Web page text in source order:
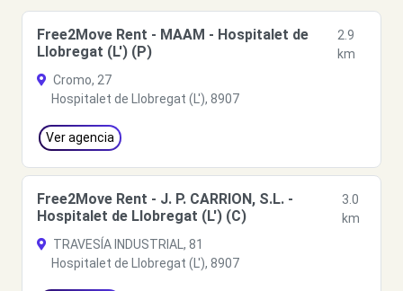
Free2Move Rent - MAAM - Hospitalet de
Llobregat (L') (P)
2.9
km
Cromo, 27
Hospitalet de Llobregat (L'), 8907
Ver agencia
Free2Move Rent - J. P. CARRION, S.L. -
Hospitalet de Llobregat (L') (C)
3.0
km
TRAVESÍA INDUSTRIAL, 81
Hospitalet de Llobregat (L'), 8907